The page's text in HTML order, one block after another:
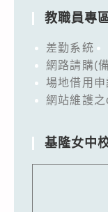
教職員專
差勤系統
網路請購(
場地借用申
網站維護
基隆女中